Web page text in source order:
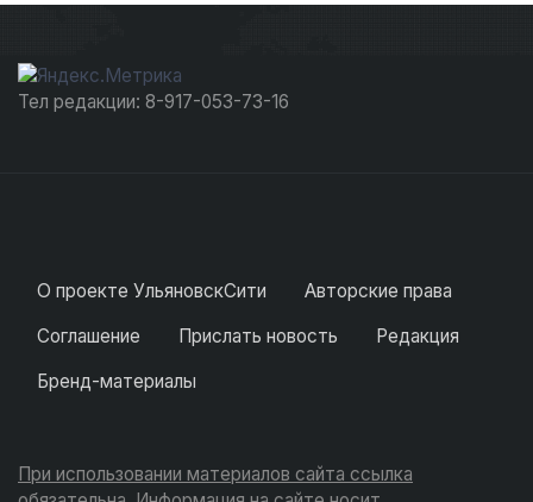
Тел редакции: 8-917-053-73-16
О проекте УльяновскСити
Авторские права
Соглашение
Прислать новость
Редакция
Бренд-материалы
При использовании материалов сайта ссылка